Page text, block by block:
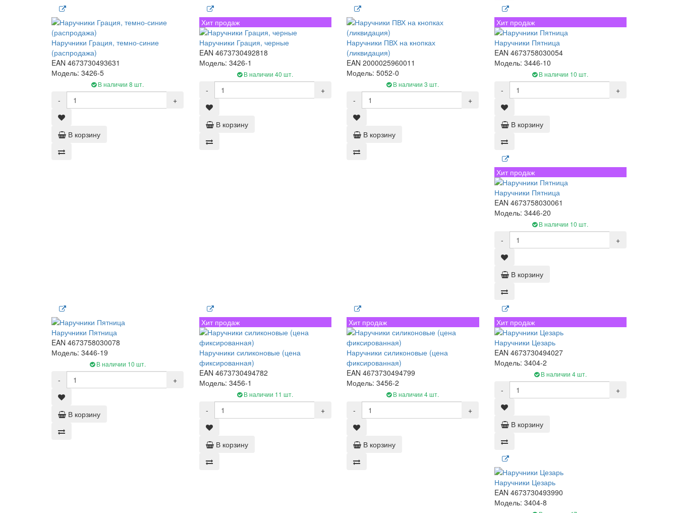
Наручники Грация, темно-синие
(распродажа)
EAN 4673730493631
Модель: 3426-5
В наличии 8 шт.
- +
В корзину
Хит продаж
Наручники Грация, черные
EAN 4673730492818
Модель: 3426-1
В наличии 40 шт.
- +
В корзину
Наручники ПВХ на кнопках
(ликвидация)
EAN 2000025960011
Модель: 5052-0
В наличии 3 шт.
- +
В корзину
Хит продаж
Наручники Пятница
EAN 4673758030054
Модель: 3446-10
В наличии 10 шт.
- +
В корзину
Хит продаж
Наручники Пятница
EAN 4673758030061
Модель: 3446-20
В наличии 10 шт.
- +
В корзину
Наручники Пятница
EAN 4673758030078
Модель: 3446-19
В наличии 10 шт.
- +
В корзину
Хит продаж
Наручники силиконовые (цена
фиксированная)
EAN 4673730494782
Модель: 3456-1
В наличии 11 шт.
- +
В корзину
Хит продаж
Наручники силиконовые (цена
фиксированная)
EAN 4673730494799
Модель: 3456-2
В наличии 4 шт.
- +
В корзину
Хит продаж
Наручники Цезарь
EAN 4673730494027
Модель: 3404-2
В наличии 4 шт.
- +
В корзину
Наручники Цезарь
EAN 4673730493990
Модель: 3404-8